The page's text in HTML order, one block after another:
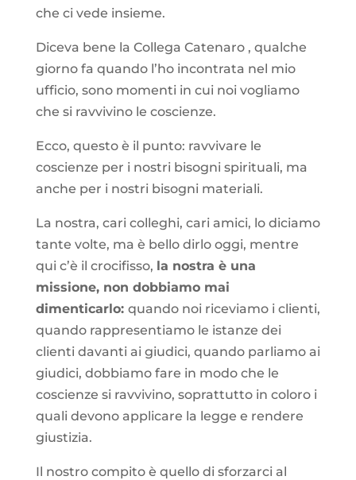
che ci vede insieme.
Diceva bene la Collega Catenaro , qualche
giorno fa quando l’ho incontrata nel mio
ufficio, sono momenti in cui noi vogliamo
che si ravvivino le coscienze.
Ecco, questo è il punto: ravvivare le
coscienze per i nostri bisogni spirituali, ma
anche per i nostri bisogni materiali.
La nostra, cari colleghi, cari amici, lo diciamo
tante volte, ma è bello dirlo oggi, mentre
qui c’è il crocifisso, la nostra è una
missione, non dobbiamo mai
dimenticarlo: quando noi riceviamo i clienti,
quando rappresentiamo le istanze dei
clienti davanti ai giudici, quando parliamo ai
giudici, dobbiamo fare in modo che le
coscienze si ravvivino, soprattutto in coloro i
quali devono applicare la legge e rendere
giustizia.
Il nostro compito è quello di sforzarci al